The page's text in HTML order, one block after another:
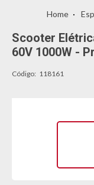
Scooter
60V 1000W -
Código: 118161